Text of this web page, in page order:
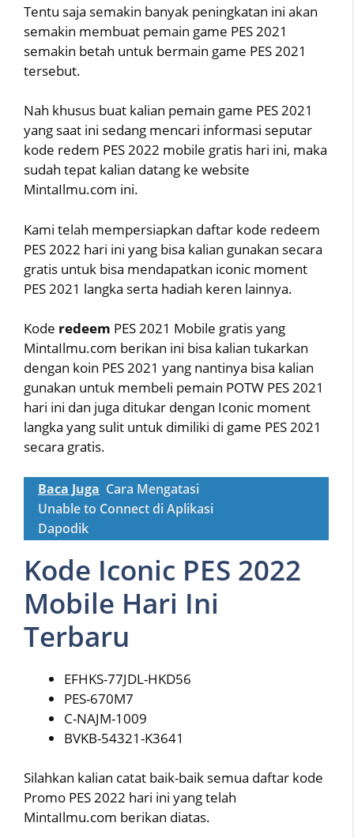
Tentu saja semakin banyak peningkatan ini akan
semakin membuat pemain game PES 2021
semakin betah untuk bermain game PES 2021
tersebut.
Nah khusus buat kalian pemain game PES 2021
yang saat ini sedang mencari informasi seputar
kode redem PES 2022 mobile gratis hari ini, maka
sudah tepat kalian datang ke website
MintaIlmu.com ini.
Kami telah mempersiapkan daftar kode redeem
PES 2022 hari ini yang bisa kalian gunakan secara
gratis untuk bisa mendapatkan iconic moment
PES 2021 langka serta hadiah keren lainnya.
Kode redeem PES 2021 Mobile gratis yang
MintaIlmu.com berikan ini bisa kalian tukarkan
dengan koin PES 2021 yang nantinya bisa kalian
gunakan untuk membeli pemain POTW PES 2021
hari ini dan juga ditukar dengan Iconic moment
langka yang sulit untuk dimiliki di game PES 2021
secara gratis.
Baca Juga Cara Mengatasi
Unable to Connect di Aplikasi
Dapodik
Kode Iconic PES 2022
Mobile Hari Ini
Terbaru
EFHKS-77JDL-HKD56
PES-670M7
C-NAJM-1009
BVKB-54321-K3641
Silahkan kalian catat baik-baik semua daftar kode
Promo PES 2022 hari ini yang telah
MintaIlmu.com berikan diatas.